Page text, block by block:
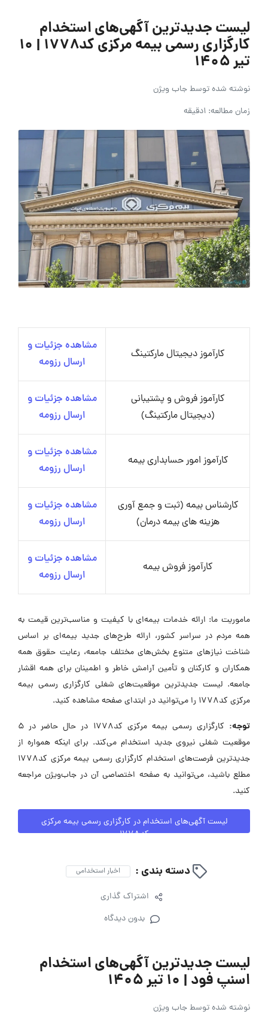
لیست جدیدترین آگهی‌های استخدام
کارگزاری رسمی بیمه مرکزی کد۱۷۷۸ | ۱۰
تیر ۱۴۰۵
نوشته شده توسطجاب ویژن
زمان مطالعه: 1دقیقه
کارآموز دیجیتال مارکتینگ
مشاهده جزئیات و
ارسال رزومه
کارآموز فروش و پشتیبانی
(دیجیتال مارکتینگ)
مشاهده جزئیات و
ارسال رزومه
کارآموز امور حسابداری بیمه
مشاهده جزئیات و
ارسال رزومه
کارشناس بیمه (ثبت و جمع آوری
هزینه های بیمه درمان)
مشاهده جزئیات و
ارسال رزومه
کارآموز فروش بیمه
مشاهده جزئیات و
ارسال رزومه
ماموریت ما: ارائه خدمات بیمه‌ای با کیفیت و مناسب‌ترین قیمت به
همه مردم در سراسر کشور، ارائه طرح‌های جدید بیمه‌ای بر اساس
شناخت نیازهای متنوع بخش‌های مختلف جامعه، رعایت حقوق همه
همکاران و کارکنان و تأمین آرامش خاطر و اطمینان برای همه اقشار
جامعه. لیست جدیدترین موقعیت‌های شغلی کارگزاری رسمی بیمه
مرکزی کد1778 را می‌توانید در ابتدای صفحه مشاهده کنید.
توجه:
کارگزاری رسمی بیمه مرکزی کد1778 در حال حاضر در ۵
موقعیت شغلی نیروی جدید استخدام می‌کند. برای اینکه همواره از
جدیدترین فرصت‌های استخدام کارگزاری رسمی بیمه مرکزی کد1778
مطلع باشید، می‌توانید به صفحه اختصاصی آن در جاب‌ویژن مراجعه
کنید.
لیست آگهی‌های استخدام در کارگزاری رسمی بیمه مرکزی
کد1778
دسته بندی : اخبار استخدامی
اشتراک گذاری
بدون دیدگاه
لیست جدیدترین آگهی‌های استخدام
اسنپ فود | ۱۰ تیر ۱۴۰۵
نوشته شده توسطجاب ویژن